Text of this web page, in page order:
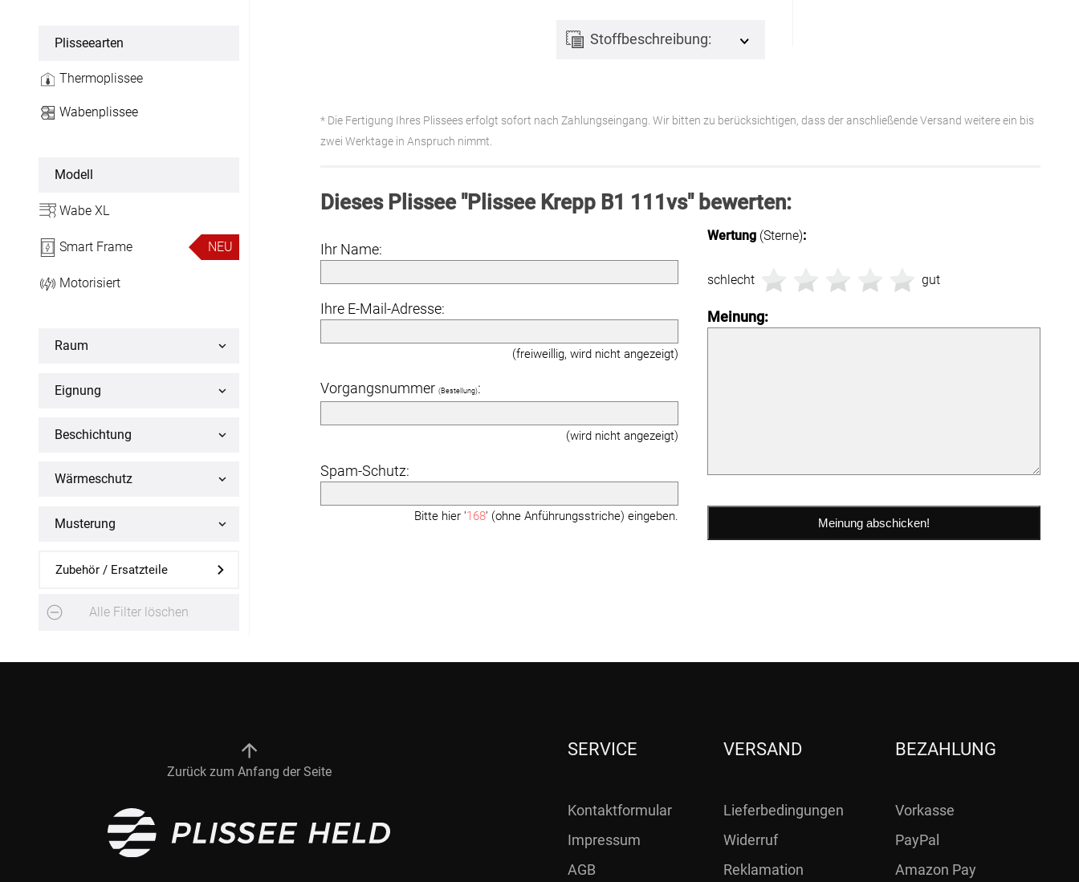
Maßanfertigung
Maßanfertigung
Fliegengitter
Fliegengitter nach Maß
Kissen bestellen
Plisseearten
Thermoplissee
Wabenplissee
Modell
Wabe XL
Smart Frame NEU
Motorisiert
Raum
Eignung
Beschichtung
Wärmeschutz
Musterung
Zubehör / Ersatzteile
Alle Filter löschen
Stoffbeschreibung:
* Die Fertigung Ihres Plissees erfolgt sofort nach Zahlungseingang. Wir bitten zu berücksichtigen, dass der anschließende Versand weitere ein bis
zwei Werktage in Anspruch nimmt.
Dieses Plissee "Plissee Krepp B1 111vs" bewerten:
Ihr Name:
Ihre E-Mail-Adresse:
(freiweillig, wird nicht angezeigt)
Vorgangsnummer (Bestellung):
(wird nicht angezeigt)
Spam-Schutz:
Bitte hier '168' (ohne Anführungsstriche) eingeben.
Wertung(Sterne):
schlecht gut
Meinung:
Zurück zum Anfang der Seite
SERVICE
Kontaktformular
Impressum
AGB
VERSAND
Lieferbedingungen
Widerruf
Reklamation
BEZAHLUNG
Vorkasse
PayPal
Amazon Pay